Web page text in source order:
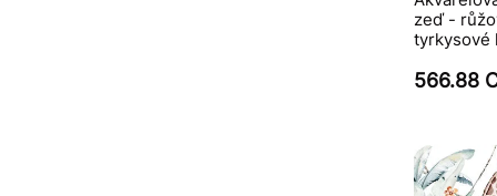
zeď -
tyrkysové
566.88